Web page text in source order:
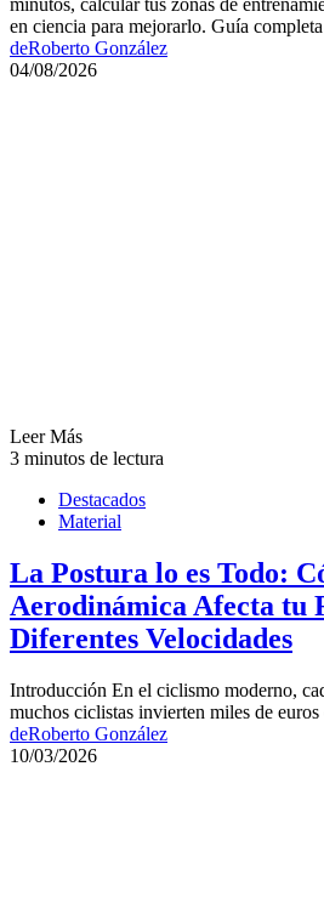
minutos, calcular tus zonas de
en ciencia para mejorarlo. Guía
deRoberto González
04/08/2026
Leer Más
3 minutos de lectura
Destacados
Material
La Postura lo es Todo:
Aerodinámica Afecta tu
Diferentes Velocidades
Introducción En el ciclismo moderno,
muchos ciclistas invierten miles de
deRoberto González
10/03/2026